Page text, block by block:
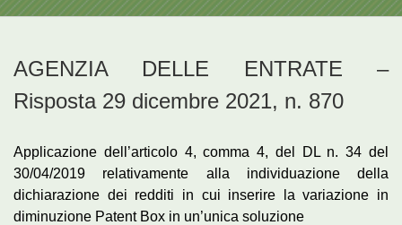
AGENZIA DELLE ENTRATE –
Risposta 29 dicembre 2021, n. 870
Applicazione dell’articolo 4, comma 4, del DL n. 34 del
30/04/2019 relativamente alla individuazione della
dichiarazione dei redditi in cui inserire la variazione in
diminuzione Patent Box in un’unica soluzione